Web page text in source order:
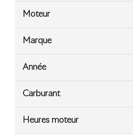
Moteur
Marque
Année
Carburant
Heures moteur